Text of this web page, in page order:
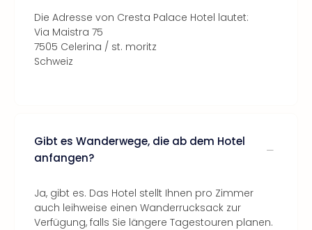
Die Adresse von Cresta Palace Hotel lautet:
Via Maistra 75
7505 Celerina / st. moritz
Schweiz
Gibt es Wanderwege, die ab dem Hotel
anfangen?
Ja, gibt es. Das Hotel stellt Ihnen pro Zimmer
auch leihweise einen Wanderrucksack zur
Verfügung, falls Sie längere Tagestouren planen.